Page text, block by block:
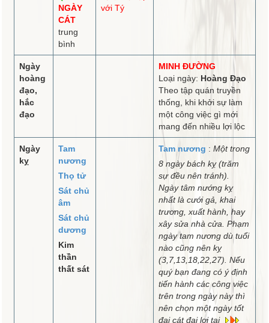
NGÀY
CÁT
trung
bình
với Tý
Ngày
hoàng
đạo,
hắc
đạo
MINH ĐƯỜNG
Loại ngày: Hoàng Đạo
Theo tập quán truyền
thống, khi khởi sự làm
một công việc gì mới
mang đến nhiều lợi lộc
Ngày
kỵ
Tam
nương
Thọ tử
Sát chủ
âm
Sát chủ
dương
Kim
thần
thất sát
Tam nương : Một trong
8 ngày bách kỵ (trăm
sự đều nên tránh).
Ngày tâm nướng kỵ
nhất là cưới gả, khai
trương, xuất hành, hay
xây sửa nhà cửa. Phạm
ngày tam nương dù tuổi
nào cũng nên kỵ
(3,7,13,18,22,27). Nếu
quý bạn đang có ý định
tiến hành các công việc
trên trong ngày này thì
nên chọn một ngày tốt
đại cát đại lợi tại